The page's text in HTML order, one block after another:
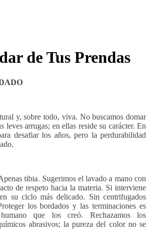
de Tus Prendas
y, sobre todo, viva. No buscamos domar
leves arrugas; en ellas reside su carácter. En
desafiar los años, pero la perdurabilidad
tibia. Sugerimos el lavado a mano con
de respeto hacia la materia. Si interviene
su ciclo más delicado. Sin centrifugados
los bordados y las terminaciones es
que los creó. Rechazamos los
abrasivos; la pureza del color no se